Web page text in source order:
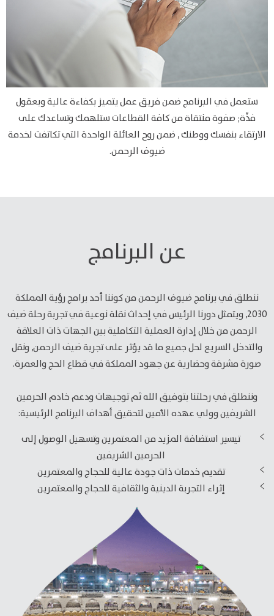
ستعمل في البرنامج ضمن فريق عمل يتميز بكفاءة عالية وبعقول
فذّة; صفوة منتقاة من كافة القطاعات ستلهمك وتساعدك على
الارتقاء بنفسك ووطنك , ضمن روح العائلة الواحدة التي تكاتفت لخدمة
ضيوف الرحمن.
عن البرنامج
ننطلق في برنامج ضيوف الرحمن من كوننا أحد برامج رؤية المملكة
2030, ويتمثل دورنا الرئيس في إحداث نقلة نوعية في تجربة رحلة ضيف
الرحمن من خلال إدارة العملية التكاملية بين الجهات ذات العلاقة
والتدخل السريع لحل جميع ما قد يؤثر على تجربة ضيف الرحمن, ونقل
صورة مشرقة وحضارية عن جهود المملكة في قطاع الحج والعمرة.
وننطلق في رحلتنا بتوفيق الله ثم توجيهات ودعم خادم الحرمين
الشريفين وولي عهده الأمين لتحقيق أهداف البرنامج الرئيسية:
تيسير استضافة المزيد من المعتمرين وتسهيل الوصول إلى
الحرمين الشريفين
تقديم خدمات ذات جودة عالية للحجاج والمعتمرين
إثراء التجربة الدينية والثقافية للحجاج والمعتمرين